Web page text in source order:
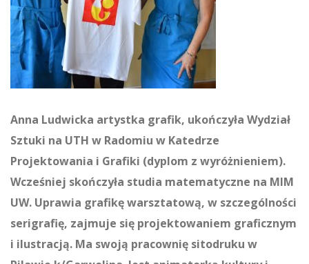
Anna Ludwicka artystka grafik, ukończyła Wydział
Sztuki na UTH w Radomiu w Katedrze
Projektowania i Grafiki (dyplom z wyróżnieniem).
Wcześniej skończyła studia matematyczne na MIM
UW. Uprawia grafikę warsztatową, w szczególności
serigrafię, zajmuje się projektowaniem graficznym
i ilustracją. Ma swoją pracownię sitodruku w